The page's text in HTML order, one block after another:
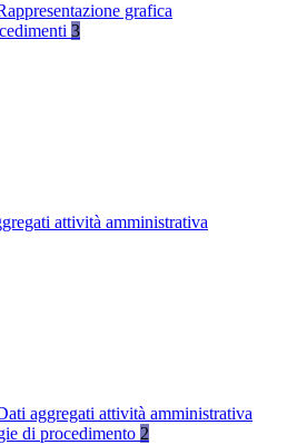
grafica
3
attività amministrativa
aggregati attività amministrativa
di procedimento 2